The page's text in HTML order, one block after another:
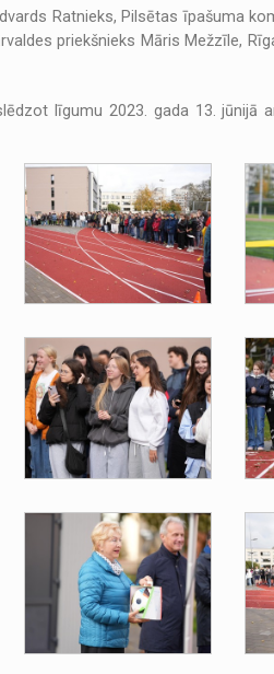
Ratnieks, Pilsētas īpašuma
priekšnieks Māris Mežzīle,
līgumu 2023. gada 13. jūnijā